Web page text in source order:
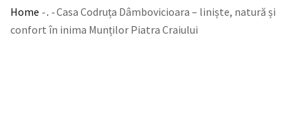
Home -. -Casa Codruța Dâmbovicioara – liniște, natură și
confort în inima Munților Piatra Craiului